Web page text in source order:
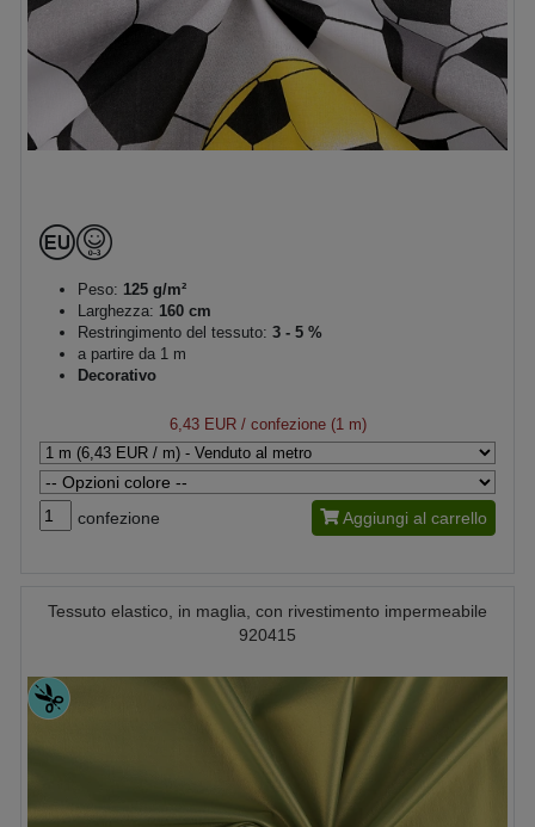
Peso: 125 g/m²
Larghezza: 160 cm
Restringimento del tessuto: 3 - 5 %
a partire da 1 m
Decorativo
6,43 EUR/ confezione (1 m)
confezione Aggiungi al carrello
Tessuto elastico, in maglia, con rivestimento impermeabile
920415